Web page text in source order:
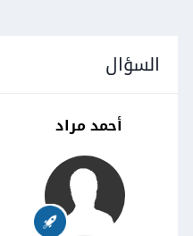
السؤال
أحمد مراد